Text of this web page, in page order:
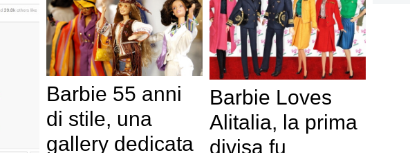
Barbie 55 anni
di stile, una
gallery dedicata
Barbie Loves
Alitalia, la prima
divisa fu